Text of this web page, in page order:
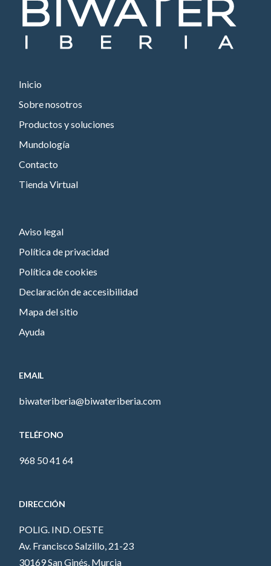
Inicio
Sobre nosotros
Productos y soluciones
Mundología
Contacto
Tienda Virtual
Aviso legal
Política de privacidad
Política de cookies
Declaración de accesibilidad
Mapa del sitio
Ayuda
EMAIL
biwateriberia@biwateriberia.com
TELÉFONO
968 50 41 64
DIRECCIÓN
POLIG. IND. OESTE
Av. Francisco Salzillo, 21-23
30169 San Ginés, Murcia